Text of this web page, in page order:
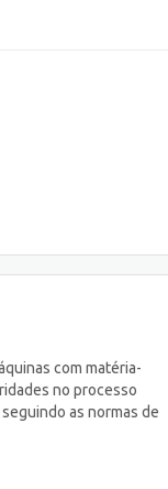
com matéria-
no processo
as normas de